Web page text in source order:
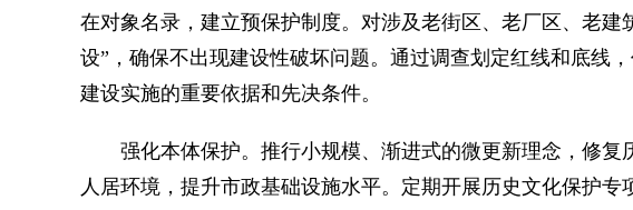
在对象名录，建立预保护制度。对涉及老街区、老厂区、老建
设”，确保不出现建设性破坏问题。通过调查划定红线和底线
建设实施的重要依据和先决条件。
强化本体保护。推行小规模、渐进式的微更新理念，修复
人居环境，提升市政基础设施水平。定期开展历史文化保护专